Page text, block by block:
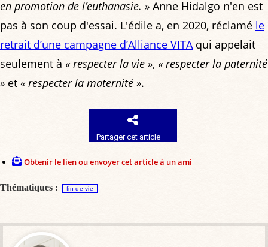
en promotion de l’euthanasie. » Anne Hidalgo n'en est
pas à son coup d'essai. L'édile a, en 2020, réclamé le
retrait d’une campagne d’Alliance VITAqui appelait
seulement à « respecter la vie », « respecter la paternité
» et « respecter la maternité ».
Partager cet article
Obtenir le lien ou envoyer cet article à un ami
Thématiques : fin de vie